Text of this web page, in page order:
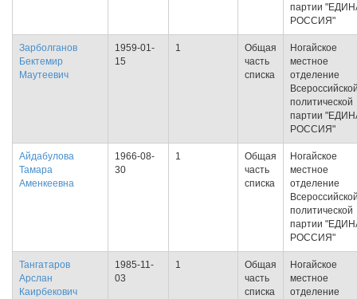
партии
РОССИЯ"
Зарболганов
Бектемир
Маутеевич
1959-01-
15
1
Общая
часть
списка
Ногайское
местное
отделение
политической
партии
РОССИЯ"
Айдабулова
Тамара
Аменкеевна
1966-08-
30
1
Общая
часть
списка
Ногайское
местное
отделение
политической
партии
РОССИЯ"
Тангатаров
Арслан
Каирбекович
1985-11-
03
1
Общая
часть
списка
Ногайское
местное
отделение